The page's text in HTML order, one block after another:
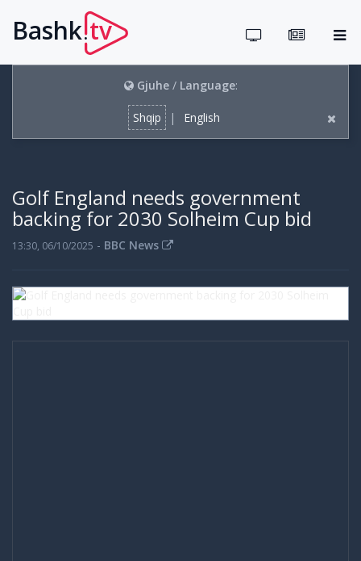
Bashk.tv
Gjuhe/ Language:
Shqip | English
Golf England needs government
backing for 2030 Solheim Cup bid
13:30, 06/10/2025 - BBC News